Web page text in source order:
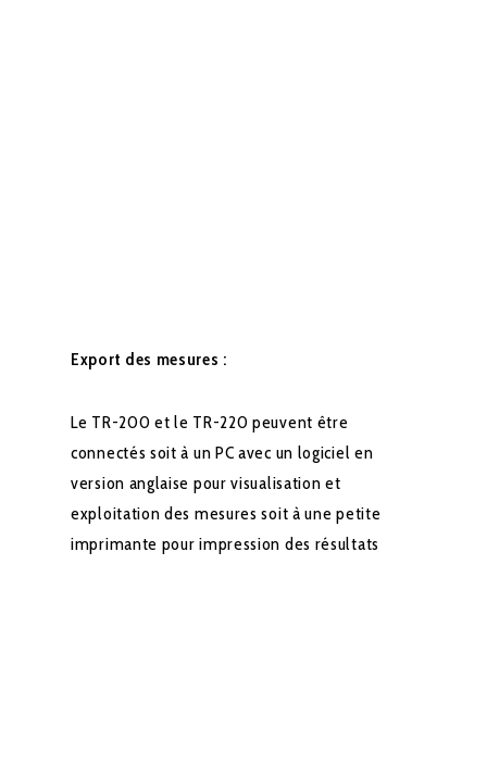
Export des mesures :
Le TR-200 et le TR-220 peuvent être
connectés soit à un PC avec un logiciel en
version anglaise pour visualisation et
exploitation des mesures soit à une petite
imprimante pour impression des résultats